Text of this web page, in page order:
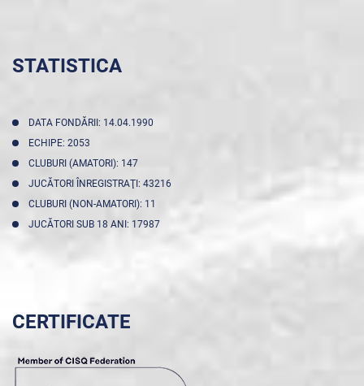
STATISTICA
DATA FONDĂRII: 14.04.1990
ECHIPE: 2053
CLUBURI (AMATORI): 147
JUCĂTORI ÎNREGISTRAŢI: 43216
CLUBURI (NON-AMATORI): 11
JUCĂTORI SUB 18 ANI: 17987
CERTIFICATE